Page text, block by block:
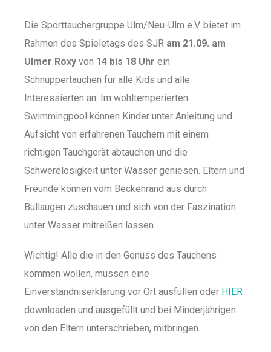
Die Sporttauchergruppe Ulm/Neu-Ulm e.V. bietet im
Rahmen des Spieletags des SJR am 21.09. am
Ulmer Roxy von 14 bis 18 Uhr ein
Schnuppertauchen für alle Kids und alle
Interessierten an. Im wohltemperierten
Swimmingpool können Kinder unter Anleitung und
Aufsicht von erfahrenen Tauchern mit einem
richtigen Tauchgerät abtauchen und die
Schwerelosigkeit unter Wasser geniesen. Eltern und
Freunde können vom Beckenrand aus durch
Bullaugen zuschauen und sich von der Faszination
unter Wasser mitreißen lassen.
Wichtig! Alle die in den Genuss des Tauchens
kommen wollen, müssen eine
Einverständniserklärung vor Ort ausfüllen oder HIER
downloaden und ausgefüllt und bei Minderjährigen
von den Eltern unterschrieben, mitbringen.